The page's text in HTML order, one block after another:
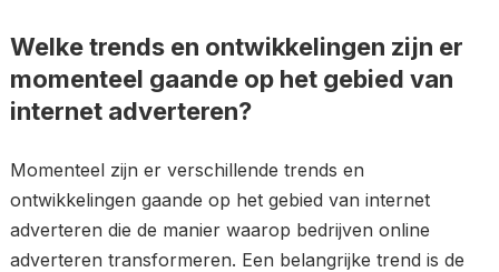
Welke trends en ontwikkelingen zijn er
momenteel gaande op het gebied van
internet adverteren?
Momenteel zijn er verschillende trends en
ontwikkelingen gaande op het gebied van internet
adverteren die de manier waarop bedrijven online
adverteren transformeren. Een belangrijke trend is de